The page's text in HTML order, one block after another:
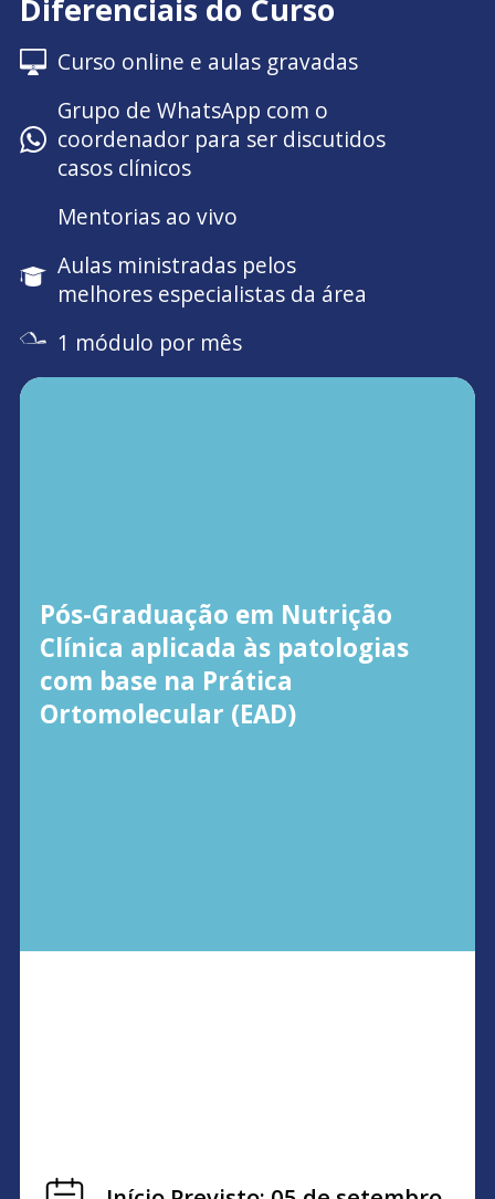
Diferenciais do Curso
Curso online e aulas gravadas
Grupo de WhatsApp com o
coordenador para ser discutidos
casos clínicos
Mentorias ao vivo
Aulas ministradas pelos
melhores especialistas da área
1 módulo por mês
Pós-Graduação em Nutrição
Clínica aplicada às patologias
com base na Prática
Ortomolecular (EAD)